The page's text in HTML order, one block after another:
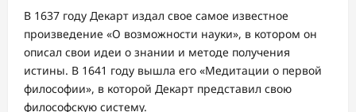
В 1637 году Декарт издал свое самое известное
произведение «О возможности науки», в котором он
описал свои идеи о знании и методе получения
истины. В 1641 году вышла его «Медитации о первой
философии», в которой Декарт представил свою
философскую систему.